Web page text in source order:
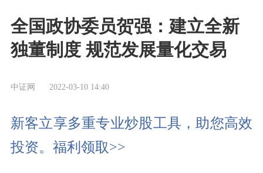
全国政协委员贺强：建立全新
独董制度 规范发展量化交易
中证网 2022-03-10 14:40
新客立享多重专业炒股工具，助您高效
投资。福利领取>>